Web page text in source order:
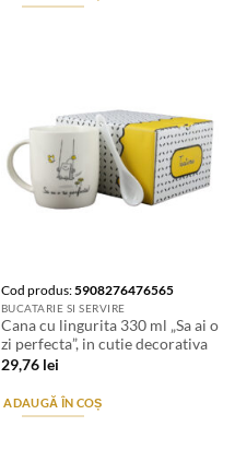
Cod produs:5908276476565
BUCATARIE SI SERVIRE
Cana cu lingurita 330 ml „Sa ai o
zi perfecta”, in cutie decorativa
29,76 lei
ADAUGĂ ÎN COȘ